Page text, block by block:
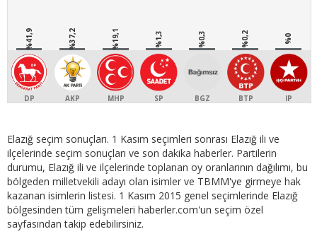
%41,9
DP
%37,2
AKP
%19,1
MHP
%1,3
SP
%0,3
BGZ
%0,2
BTP
%0
IP
Elazığ seçim sonuçları. 1 Kasım seçimleri sonrası Elazığ ili ve
ilçelerinde seçim sonuçları ve son dakika haberler. Partilerin
durumu, Elazığ ili ve ilçelerinde toplanan oy oranlarının dağılımı, bu
bölgeden milletvekili adayı olan isimler ve TBMM'ye girmeye hak
kazanan isimlerin listesi. 1 Kasım 2015 genel seçimlerinde Elazığ
bölgesinden tüm gelişmeleri haberler.com'un seçim özel
sayfasından takip edebilirsiniz.